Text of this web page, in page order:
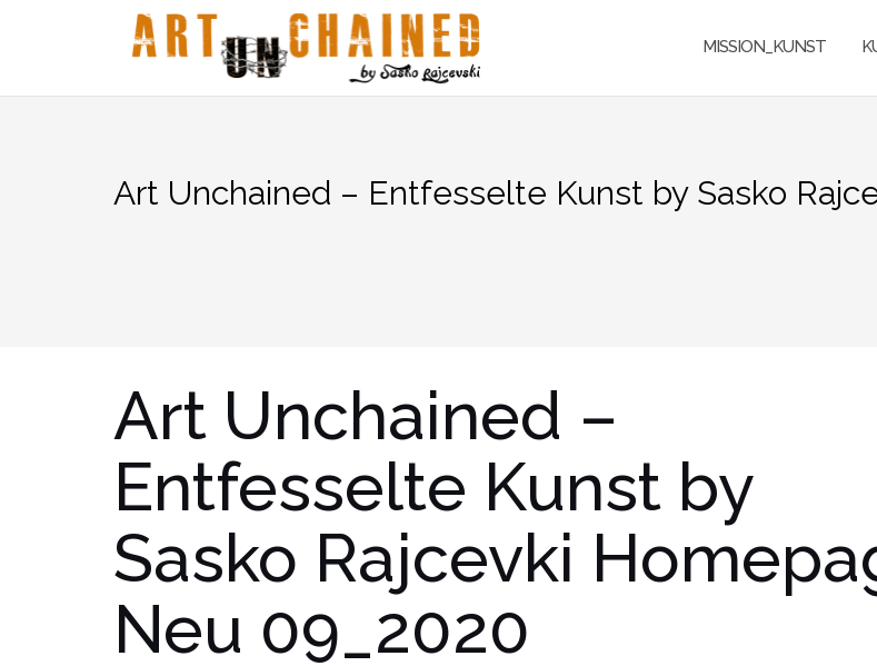
MISSION_KUNST
Art Unchained – Entfesselte Kunst by Sasko
Art Unchained –
Entfesselte Kunst by
Sasko Rajcevki
Neu 09_2020